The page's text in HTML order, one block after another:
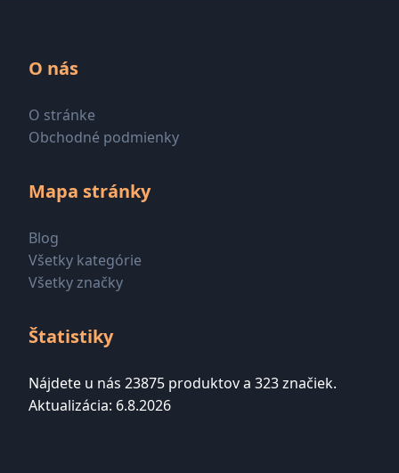
O nás
O stránke
Obchodné podmienky
Mapa stránky
Blog
Všetky kategórie
Všetky značky
Štatistiky
Nájdete u nás 23875 produktov a 323 značiek.
Aktualizácia: 6.8.2026